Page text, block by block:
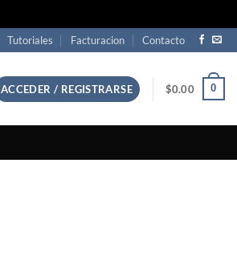
Tutoriales Facturacion Contacto
ACCEDER / REGISTRARSE $0.00 0